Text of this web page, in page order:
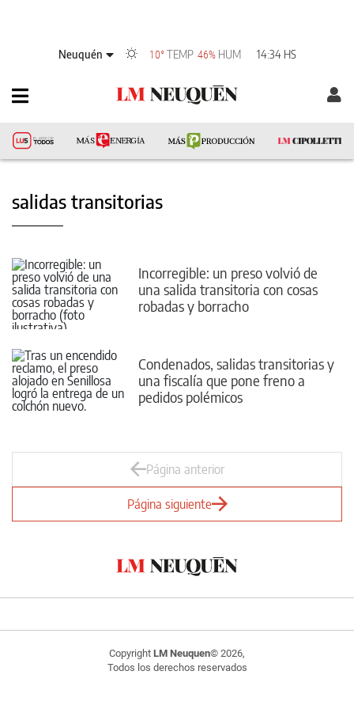
Neuquén 10° TEMP 46% HUM 14:34 HS
salidas transitorias
Incorregible: un preso volvió de
una salida transitoria con cosas
robadas y borracho
Condenados, salidas transitorias y
una fiscalía que pone freno a
pedidos polémicos
Página anterior
Página siguiente
Copyright LM Neuquen© 2026,
Todos los derechos reservados